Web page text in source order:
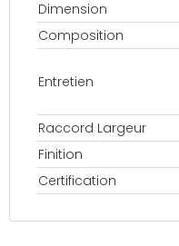
Dimension
Composition
Entretien
Raccord Largeur
Finition
Certification